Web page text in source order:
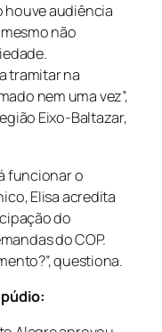
houve audiência
não
tramitar na
nem uma vez”,
Eixo-Baltazar,
funcionar o
Elisa acredita
do
do COP.
questiona.